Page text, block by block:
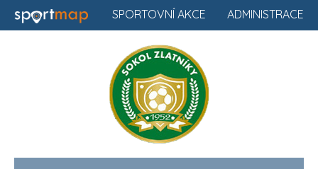
ADMINISTRACE
SPORTOVNÍ AKCE